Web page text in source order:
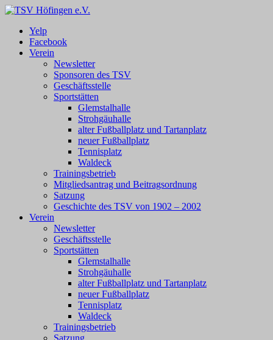
Zum
springen
TSV Höfingen e.V.
TSV Höfingen e.V.
Yelp
Facebook
Verein
Newsletter
Sponsoren des TSV
Geschäftsstelle
Sportstätten
Glemstalhalle
Strohgäuhalle
alter Fußballplatz und Tartanplatz
neuer Fußballplatz
Tennisplatz
Waldeck
Trainingsbetrieb
Mitgliedsantrag und Beitragsordnung
Satzung
Geschichte des TSV von 1902 – 2002
Verein
Newsletter
Geschäftsstelle
Sportstätten
Glemstalhalle
Strohgäuhalle
alter Fußballplatz und Tartanplatz
neuer Fußballplatz
Tennisplatz
Waldeck
Trainingsbetrieb
Satzung